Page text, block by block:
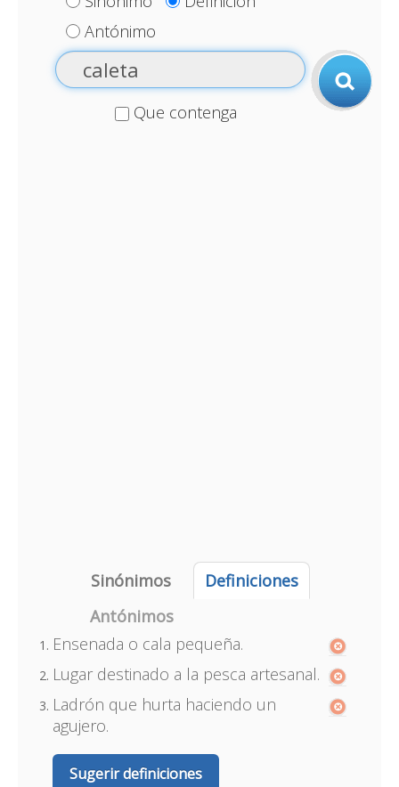
Antónimo
Que contenga
Sinónimos
Definiciones
Antónimos
Ensenada o cala pequeña.
Lugar destinado a la pesca artesanal.
Ladrón que hurta haciendo un
agujero.
Sugerir definiciones